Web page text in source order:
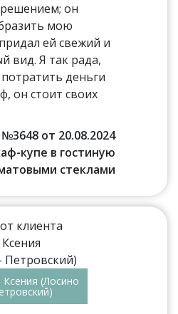
он
мою
ей свежий и
вид. Я так рада,
деньги
он стоит своих
от 20.08.2024
купе в гостиную
стеклами
(Лосино